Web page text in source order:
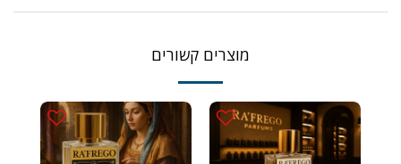
מוצרים קשורים